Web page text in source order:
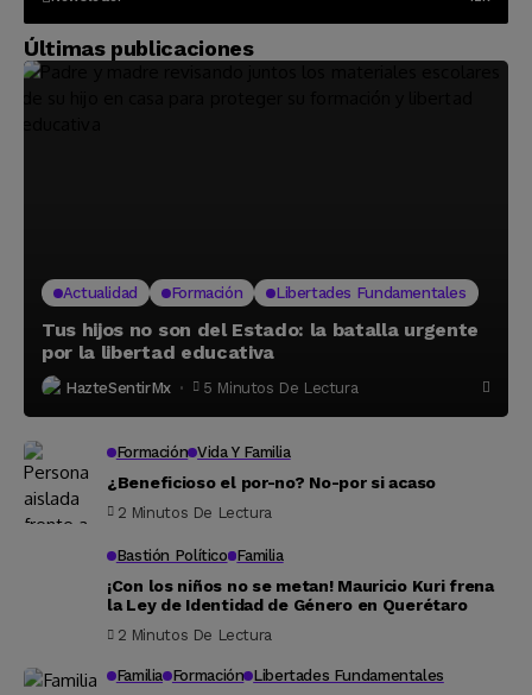
Últimas publicaciones
Actualidad Formación Libertades Fundamentales
Tus hijos no son del Estado: la batalla urgente
por la libertad educativa
HazteSentirMx 5 Minutos De Lectura
Formación Vida Y Familia
¿Beneficioso el por-no? No-por si acaso
2 Minutos De Lectura
Bastión Político Familia
¡Con los niños no se metan! Mauricio Kuri frena
la Ley de Identidad de Género en Querétaro
2 Minutos De Lectura
Familia Formación Libertades Fundamentales